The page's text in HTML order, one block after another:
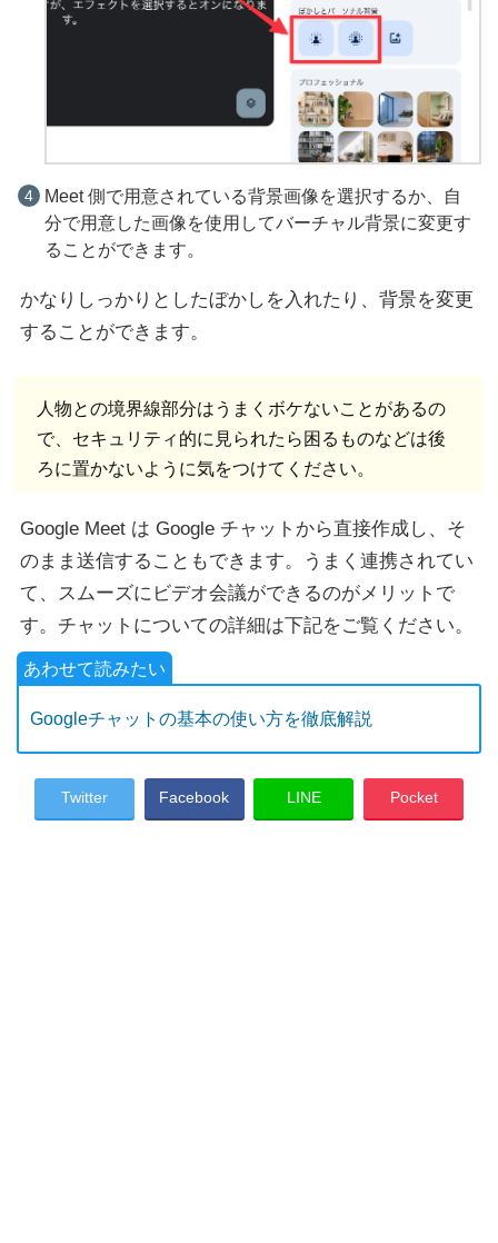
Meet 側で用意されている背景画像を選択するか、自
分で用意した画像を使用してバーチャル背景に変更す
ることができます。
かなりしっかりとしたぼかしを入れたり、背景を変更
することができます。
人物との境界線部分はうまくボケないことがあるの
で、セキュリティ的に見られたら困るものなどは後
ろに置かないように気をつけてください。
Google Meet は Google チャットから直接作成し、そ
のまま送信することもできます。うまく連携されてい
て、スムーズにビデオ会議ができるのがメリットで
す。チャットについての詳細は下記をご覧ください。
Googleチャットの基本の使い方を徹底解説
Twitter Facebook LINE Pocket